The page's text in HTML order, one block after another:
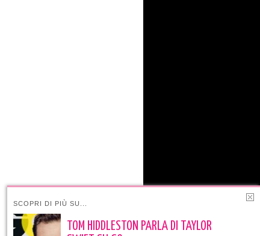
SCOPRI DI PIÙ SU...
TOM HIDDLESTON PARLA DI TAYLOR